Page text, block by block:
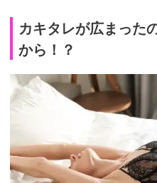
カキタレが広まった
から！？